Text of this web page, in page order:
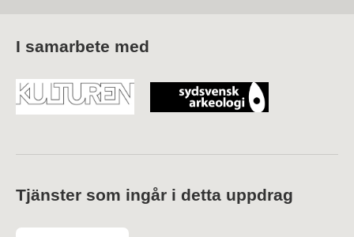
I samarbete med
Tjänster som ingår i detta uppdrag